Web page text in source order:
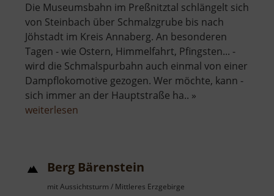
Die Museumsbahn im Preßnitztal schlängelt sich
von Steinbach über Schmalzgrube bis nach
Jöhstadt im Kreis Annaberg. An besonderen
Tagen - wie Ostern, Himmelfahrt, Pfingsten... -
wird die Schmalspurbahn auch einmal von einer
Dampflokomotive gezogen. Wer möchte, kann -
sich immer an der Hauptstraße ha.. »
weiterlesen
Berg Bärenstein
mit Aussichtsturm / Mittleres Erzgebirge